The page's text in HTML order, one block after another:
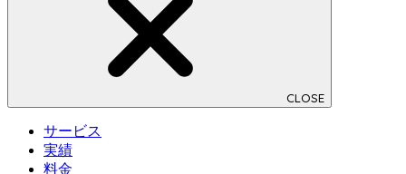
CLOSE
サービス
実績
料金